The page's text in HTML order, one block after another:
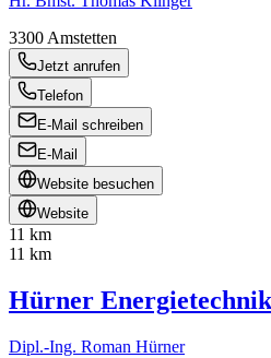
3300 Amstetten
Jetzt anrufen
Telefon
E-Mail schreiben
E-Mail
Website besuchen
Website
11 km
11 km
Hürner
Dipl.-Ing. Roman Hürner